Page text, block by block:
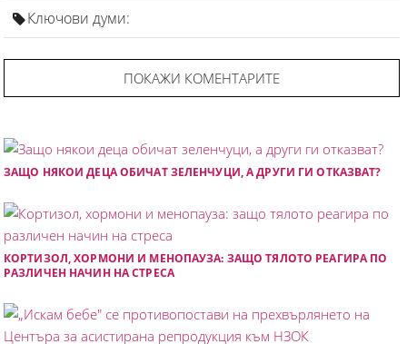
Ключови думи:
ПОКАЖИ КОМЕНТАРИТЕ
ЗАЩО НЯКОИ ДЕЦА ОБИЧАТ ЗЕЛЕНЧУЦИ, А ДРУГИ ГИ ОТКАЗВАТ?
КОРТИЗОЛ, ХОРМОНИ И МЕНОПАУЗА: ЗАЩО ТЯЛОТО РЕАГИРА ПО
РАЗЛИЧЕН НАЧИН НА СТРЕСА